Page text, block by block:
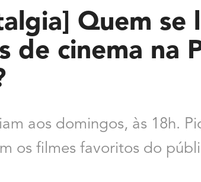
Quem se
de cinema na
aos domingos, às 18h.
os filmes favoritos do